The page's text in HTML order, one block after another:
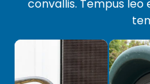
convallis. Tempus leo